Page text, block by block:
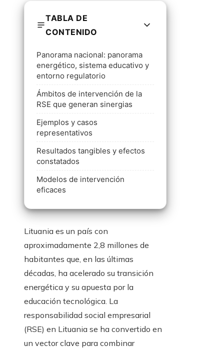
TABLA DE
CONTENIDO
Panorama nacional: panorama
energético, sistema educativo y
entorno regulatorio
Ámbitos de intervención de la
RSE que generan sinergias
Ejemplos y casos
representativos
Resultados tangibles y efectos
constatados
Modelos de intervención
eficaces
Lituania es un país con
aproximadamente 2,8 millones de
habitantes que, en las últimas
décadas, ha acelerado su transición
energética y su apuesta por la
educación tecnológica. La
responsabilidad social empresarial
(RSE) en Lituania se ha convertido en
un vector clave para combinar